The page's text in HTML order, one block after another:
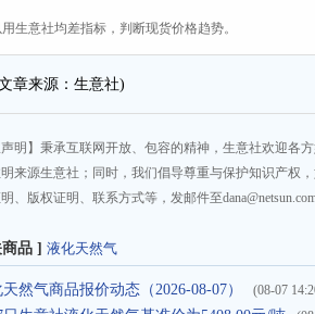
生意社均差指标，判断现货价格趋势。
来源：生意社)
声明】秉承互联网开放、包容的精神，生意社欢迎各
来源生意社；同时，我们倡导尊重与保护知识产权
、版权证明、联系方式等，发邮件至
品 ] 液化天然气
然气商品报价动态（2026-08-07） (08-07